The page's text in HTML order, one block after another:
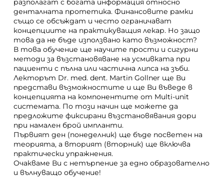
разполагат с богата информация относно
денталната протетика. Финансовите рамки
също се обсъждат и често ограничават
концепциите на практикуващия лекар. Но защо
това да не бъде използвано като възможност?
В това обучение ще научите прости и сигурни
методи за възстановяване на усмивката при
пациенти с пълна или частична липса на зъби.
Лекторът Dr. med. dent. Martin Gollner ще Ви
представи възможностите и ще Ви въведе в
концепцията на компонентите от Multi-unit
системата. По този начин ще можете да
предложите фиксирани възстановявания дори
при намален брой импланти.
Първият ден (понеделник) ще бъде посветен на
теорията, а вторият (вторник) ще включва
практически упражнения.
Очакваме Ви с нетърпение за едно образователно
и вълнуващо обучение!